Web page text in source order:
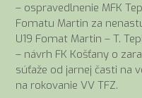
– ospravedlnenie MFK
Fomatu Martin za
U19 Fomat Martin – T.
– návrh FK Košťany o
súťaže od jarnej časti na
na rokovanie VV TFZ.